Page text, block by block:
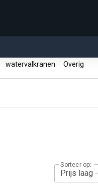
watervalkranen Overig
Sorteer op: